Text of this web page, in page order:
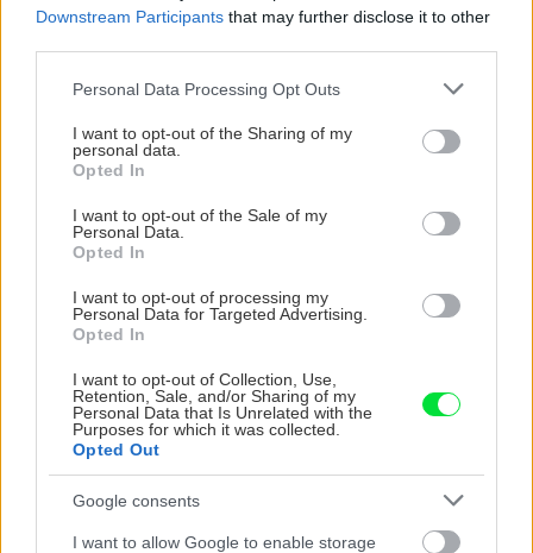
Downstream Participants that may further disclose it to other
Please note that this website/app uses one or more Google
not limited to your visit or usage behaviour. You may click to
grant or deny consent to Google and its third-party tags to
use your data for below specified purposes in below Google
consent section.
Personal Data Processing Opt Outs
I want to opt-out of the Sharing of my
personal data.
Opted In
I want to opt-out of the Sale of my
Personal Data.
Opted In
I want to opt-out of processing my
Personal Data for Targeted Advertising.
Opted In
I want to opt-out of Collection, Use,
Retention, Sale, and/or Sharing of my
Personal Data that Is Unrelated with the
Purposes for which it was collected.
Opted Out
Google consents
I want to allow Google to enable storage
Na Morave prerobila
starú chalupu na
vojdete dnu, zabudnete,
že nie ste v Toskánsku
S motorovou pílou sa
Čičmanoch si postavil
montovaný domček v
duchu tradícií